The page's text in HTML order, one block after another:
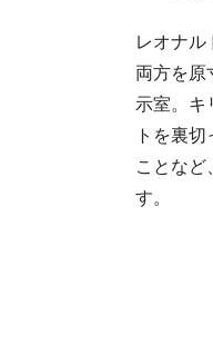
レオナル
両方を原
示室。キ
トを裏
ことなど
す。